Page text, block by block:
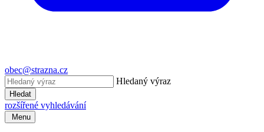
obec@strazna.cz
Hledaný výraz
Hledat
rozšířené vyhledávání
Menu